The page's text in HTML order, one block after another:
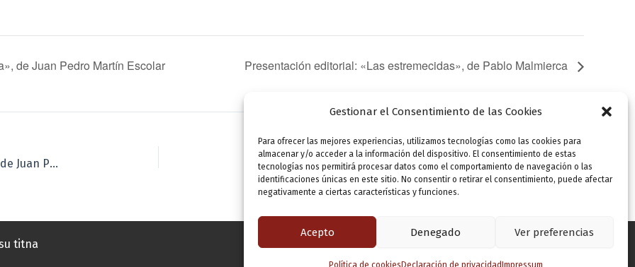
Gestionar el Consentimiento de las Cookies
Para ofrecer las mejores experiencias, utilizamos tecnologías como las cookies para
almacenar y/o acceder a la información del dispositivo. El consentimiento de estas
tecnologías nos permitirá procesar datos como el comportamiento de navegación o las
identificaciones únicas en este sitio. No consentir o retirar el consentimiento, puede afectar
negativamente a ciertas características y funciones.
Acepto Denegado Ver preferencias
Política de cookies Declaración de privacidad Impressum
de Juan Pedro Martín Escolar Presentación editorial: «Las estremecidas», de Pablo Malmierca
Presentación editorial: «Hoy es siempre todavía», de Juan Pedro Martín Escolar
SIGUIENTE
Presentación editorial: «Heridas», de Ramiro Mayo
titna